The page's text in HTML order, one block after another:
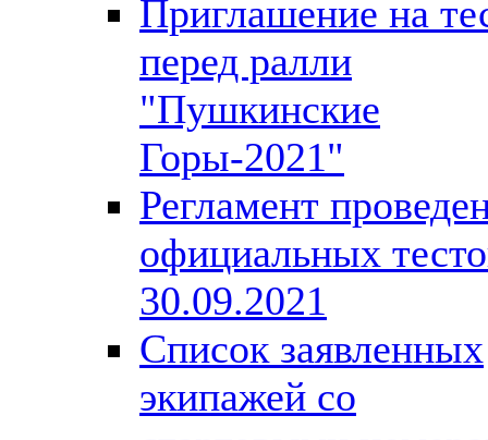
Приглашение на
перед ралли
"Пушкинские
Горы-2021"
Регламент
официальных
30.09.2021
Список заявленных
экипажей со